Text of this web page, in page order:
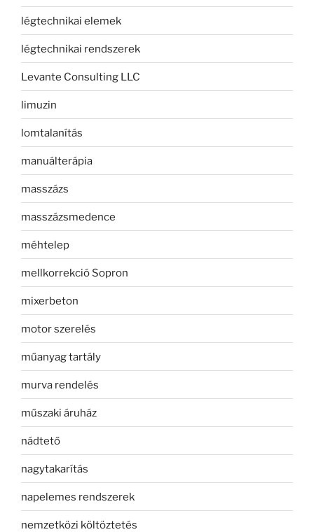
légtechnikai elemek
légtechnikai rendszerek
Levante Consulting LLC
limuzin
lomtalanítás
manuálterápia
masszázs
masszázsmedence
méhtelep
mellkorrekció Sopron
mixerbeton
motor szerelés
műanyag tartály
murva rendelés
műszaki áruház
nádtető
nagytakarítás
napelemes rendszerek
nemzetközi költöztetés